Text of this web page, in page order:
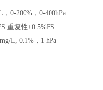
，0-200% ，0-400hPa
重复性±0.5%FS
L, 0.1% ， 1 hPa